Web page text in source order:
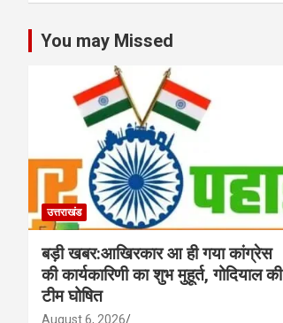
You may Missed
उत्तराखंड
बड़ी खबर:आखिरकार आ ही गया कांग्रेस
की कार्यकारिणी का शुभ मुहूर्त, गोदियाल की
टीम घोषित
August 6, 2026